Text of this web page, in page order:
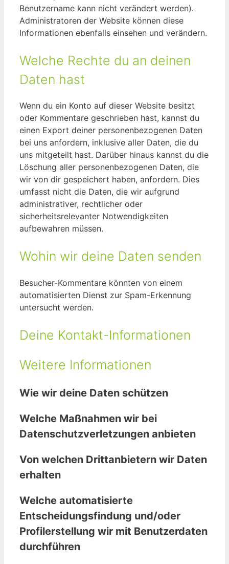
Benutzername kann nicht verändert werden).
Administratoren der Website können diese
Informationen ebenfalls einsehen und verändern.
Welche Rechte du an deinen
Daten hast
Wenn du ein Konto auf dieser Website besitzt
oder Kommentare geschrieben hast, kannst du
einen Export deiner personenbezogenen Daten
bei uns anfordern, inklusive aller Daten, die du
uns mitgeteilt hast. Darüber hinaus kannst du die
Löschung aller personenbezogenen Daten, die
wir von dir gespeichert haben, anfordern. Dies
umfasst nicht die Daten, die wir aufgrund
administrativer, rechtlicher oder
sicherheitsrelevanter Notwendigkeiten
aufbewahren müssen.
Wohin wir deine Daten senden
Besucher-Kommentare könnten von einem
automatisierten Dienst zur Spam-Erkennung
untersucht werden.
Deine Kontakt-Informationen
Weitere Informationen
Wie wir deine Daten schützen
Welche Maßnahmen wir bei
Datenschutzverletzungen anbieten
Von welchen Drittanbietern wir Daten
erhalten
Welche automatisierte
Entscheidungsfindung und/oder
Profilerstellung wir mit Benutzerdaten
durchführen